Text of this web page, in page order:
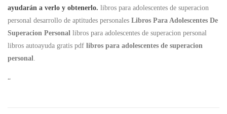
ayudarán a verlo y obtenerlo. libros para adolescentes de superacion
personal desarrollo de aptitudes personales Libros Para Adolescentes De
Superacion Personal libros para adolescentes de superacion personal
libros autoayuda gratis pdf libros para adolescentes de superacion
personal.
“